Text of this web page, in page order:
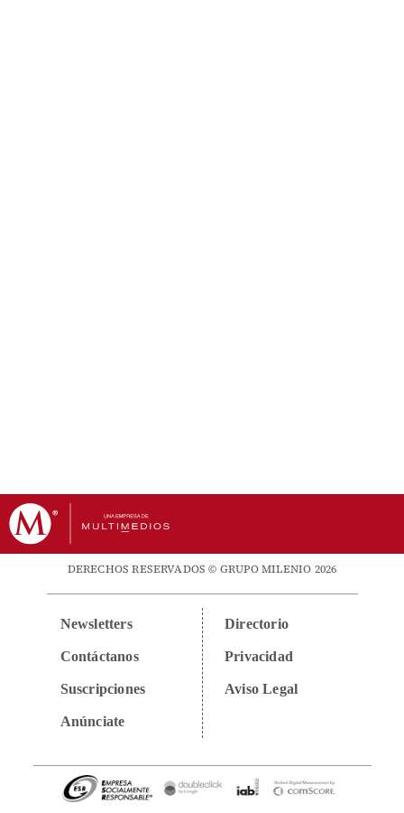
DERECHOS RESERVADOS © GRUPO MILENIO 2026
Newsletters
Contáctanos
Suscripciones
Anúnciate
Directorio
Privacidad
Aviso Legal